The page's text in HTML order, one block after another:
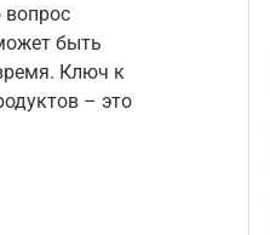
вопрос
быть
Ключ к
– это